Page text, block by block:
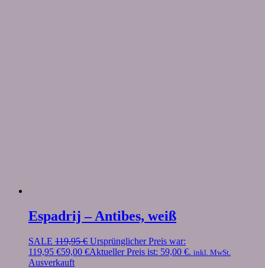
Espadrij – Antibes, weiß
SALE 119,95€ Ursprünglicher Preis war:
119,95 €59,00 €Aktueller Preis ist: 59,00 €. inkl. MwSt.
Ausverkauft